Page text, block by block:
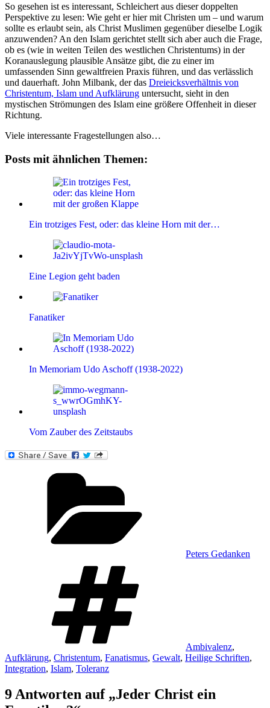
So gesehen ist es interessant, Schleichert aus dieser doppelten
Perspektive zu lesen: Wie geht er hier mit Christen um – und warum
sollte es erlaubt sein, als Christ Muslimen gegenüber dieselbe Logik
anzuwenden? An den Islam gerichtet stellt sich aber auch die Frage,
ob es (wie in weiten Teilen des westlichen Christentums) in der
Koranauslegung plausible Ansätze gibt, die zu einer im
umfassenden Sinn gewaltfreien Praxis führen, und das verlässlich
und dauerhaft. John Milbank, der das Dreieicksverhältnis von
Christentum, Islam und Aufklärung untersucht, sieht in den
mystischen Strömungen des Islam eine größere Offenheit in dieser
Richtung.
Viele interessante Fragestellungen also…
Posts mit ähnlichen Themen:
Ein trotziges Fest, oder: das kleine Horn mit der…
Eine Legion geht baden
Fanatiker
In Memoriam Udo Aschoff (1938-2022)
Vom Zauber des Zeitstaubs
Peters Gedanken
Ambivalenz,
Aufklärung, Christentum, Fanatismus, Gewalt, Heilige Schriften,
Integration, Islam, Toleranz
9 Antworten auf „Jeder Christ ein